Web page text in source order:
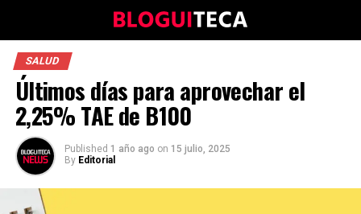
SALUD
Últimos días para aprovechar el
2,25% TAE de B100
Published 1 año ago on 15 julio, 2025
By Editorial